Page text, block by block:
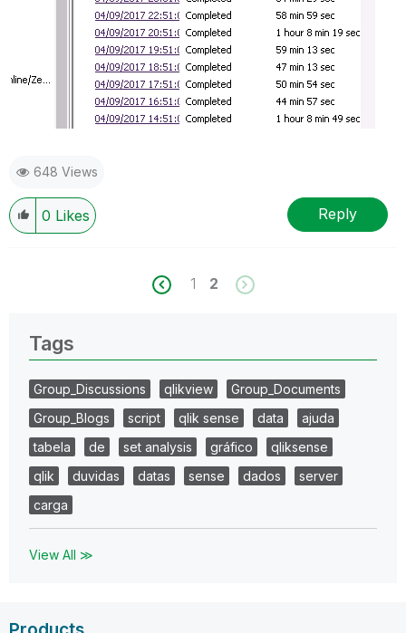
648 Views
0 Likes Reply
1 2
Tags
Group_Discussions qlikview
Group_Documents
Group_Blogs
script qlik sense data
ajuda
tabela
de set analysis gráfico
qliksense
qlik
duvidas datas sense dados
server
carga
View All ≫